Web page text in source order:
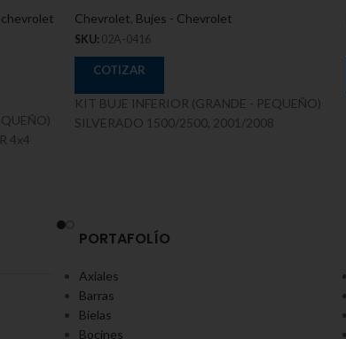
4x4
Chevrolet, Bujes - Chevrolet
SKU: 02A-0416
COTIZAR
KIT BUJE INFERIOR (GRANDE - PEQUEÑO)
SILVERADO 1500/2500, 2001/2008
PORTAFOLÍO
Axiales
Barras
Bielas
Bocines